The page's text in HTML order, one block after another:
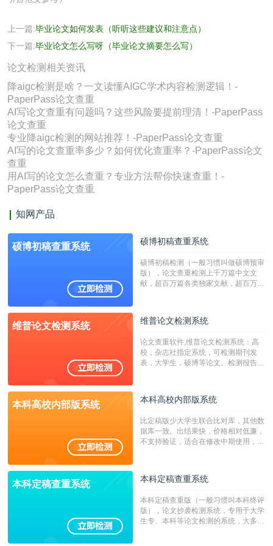
上一篇:毕业论文如何发表（听听这些建议和注意点）
下一篇:毕业论文怎么写呀（毕业论文摘要怎么写）
论文检测相关资讯
降aigc检测是啥？一文读懂AIGC学术内容检测逻辑！-
PaperPass论文查重
AI写论文查重有问题吗？这些风险要提前理清！-PaperPass
论文查重
专业降aigc检测的网站推荐！-PaperPass论文查重
AI写的论文查重率多少？如何优化查重率？-PaperPass论文
查重
用AI写的论文怎么查重？专业方法帮你快速查重！-
PaperPass论文查重
知网产品
硕博初稿查重系统 硕博初稿查重系统
硕博初稿检测（一般习惯叫做硕博预审
版），论文查重检测上千万篇中文文
献，超百万篇各类独家文献，超百万港
校用来检测硕博论文的系统，检测范围
广，数据来源真实，检测算法合理!本
字符数30万）
维普论文检测系统 维普论文检测系统
论文查重软件,维普论文检测系统：高
校，杂志社指定系统，可检测期刊发
表，大学生，硕博等论文。检测报告支
本科高校内部版系统 本科高校内部版系统
比定稿版少大学生联合比对库，其他数
据库一致。出结果快，价格相对低廉，
不支持验证，适合在修改中期使用，定
本科定稿查重系统 本科定稿查重系统
本科定稿查重版（一般习惯叫本科终评
版），论文抄袭检测系统，专用于大学
生专、本科等论文检测的系统，大多数